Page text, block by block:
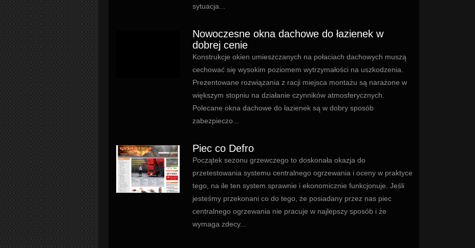
sytuacja...
Nowoczesne okna dachowe do łazienek w
dobrej cenie
Konstrukcje okien umieszczanych na połaciach dachowych muszą
cechować się wysokim poziomem wytrzymałości na uszkodzenia.
Prezentowane rozwiązania z racji miejsca montażu są narażone w
większym stopniu na działanie czynników atmosferycznych.
Polecane okna dachowe do łazienek są w dobry sposób
zabezpieczo...
Piec co Defro
Początek sezonu grzewczego to doskonała okazja do
przetestowania systemu centralnego ogrzewania i oceny w praktyce
tego, na ile ten system sprawnie i ekonomicznie funkcjonuje. Jeśli
jesteśmy przekonani co do tego, że posiadany przez nas piec
centralnego ogrzewania nie pracuje w najlepszy sposób i że
wymaga zdecy...